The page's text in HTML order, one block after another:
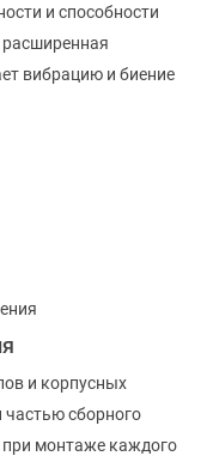
и способности
вибрацию и биение
и корпусных
сборного
при монтаже каждого